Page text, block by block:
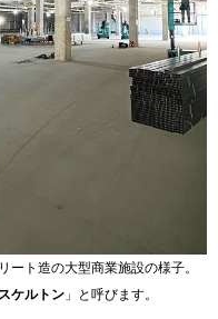
ト造の大型商業施設の様子。
スケルトン 」と呼びます。